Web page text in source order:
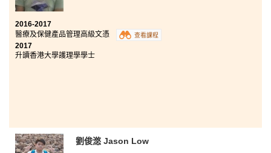
different geniuses. You can find your own passion and
develop it into your profession.
For me, I have passion about knowledge on the use of
grateful for the teachers from MHPM who helped me to
find my career path.
2016-2017
醫療及保健產品管理高級文憑
查看課程
2017
升讀香港大學護理學學士
劉俊滺 Jason Low